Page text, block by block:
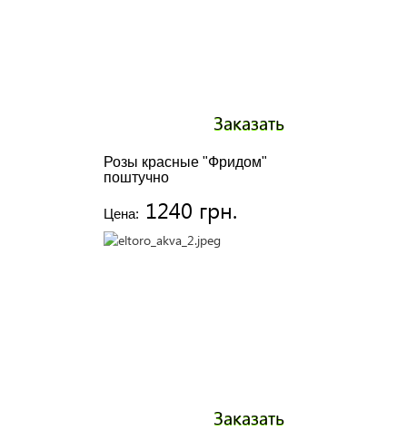
Розы красные "Фридом"
поштучно
Цена: 1240 грн.
Заказать
Заказать